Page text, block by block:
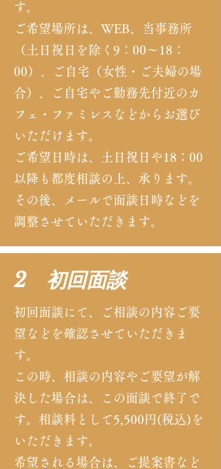
す。
ご希望場所は、WEB、当事務所
（土日祝日を除く9：00～18：
00）、ご自宅（女性・ご夫婦の場
合）、ご自宅やご勤務先付近のカ
フェ・ファミレスなどからお選び
いただけます。
ご希望日時は、土日祝日や18：00
以降も都度相談の上、承ります。
その後、メールで面談日時などを
調整させていただきます。
2 初回面談
初回面談にて、ご相談の内容ご要
望などを確認させていただきま
す。
この時、相談の内容やご要望が解
決した場合は、この面談で終了で
す。相談料として5,500円(税込)を
いただきます。
希望される場合は、ご提案書など